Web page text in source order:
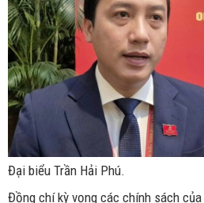
Đại biểu Trần Hải Phú.
Đồng chí kỳ vọng các chính sách